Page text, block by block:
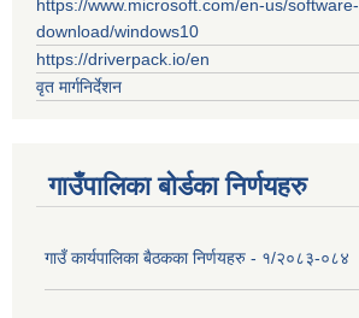
https://www.microsoft.com/en-us/software-
download/windows10
https://driverpack.io/en
वृत मार्गनिर्देशन
गाउँपालिका बोर्डका निर्णयहरु
गाउँ कार्यपालिका बैठकका निर्णयहरु - १/२०८३-०८४